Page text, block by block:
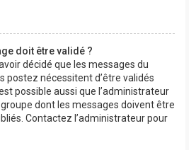
doit être validé ?
décidé que les messages du
postez nécessitent d’être validés
possible aussi que l’administrateur
dont les messages doivent être
Contactez l’administrateur pour